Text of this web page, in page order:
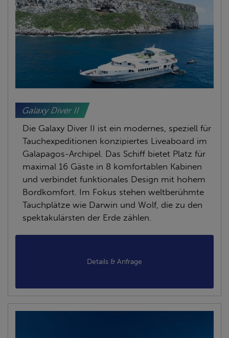
Galaxy Diver II
Die Galaxy Diver II ist ein modernes, speziell für
Tauchexpeditionen konzipiertes Liveaboard im
Galapagos-Archipel. Das Schiff bietet Platz für
maximal 16 Gäste in 8 komfortablen Kabinen
und verbindet funktionales Design mit hohem
Bordkomfort. Im Fokus stehen weltberühmte
Tauchplätze wie Darwin und Wolf, die zu den
spektakulärsten der Erde zählen.
Details & Anfrage